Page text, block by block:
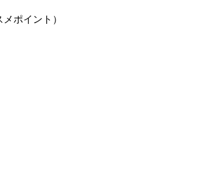
ポイント）